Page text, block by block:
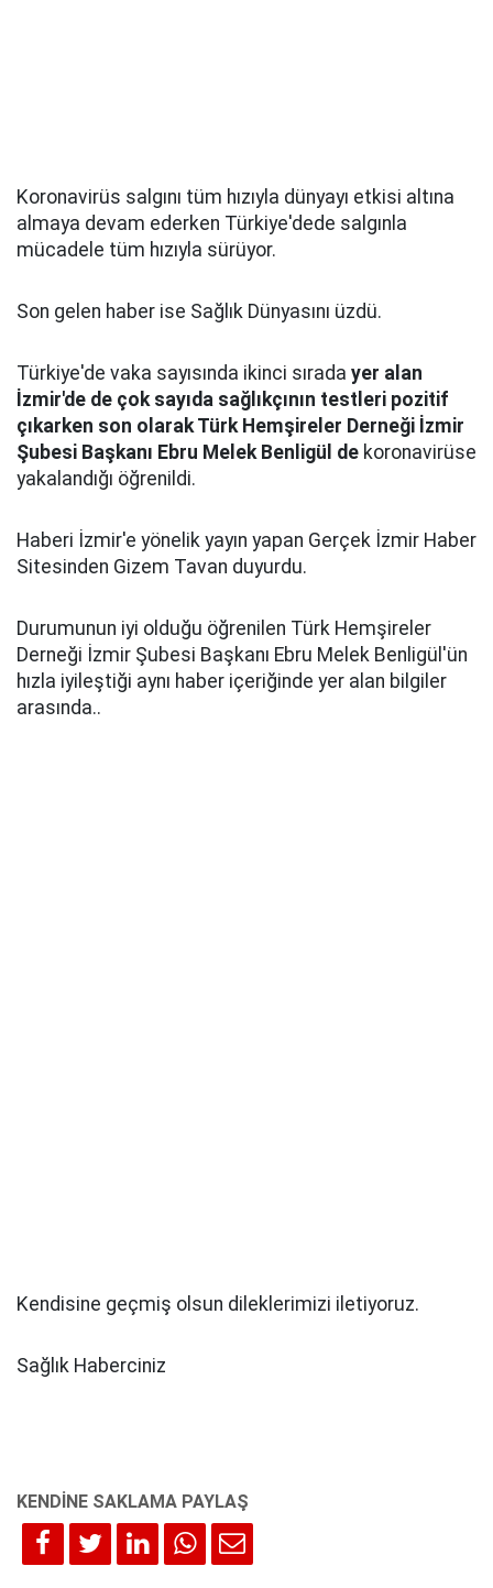
Koronavirüs salgını tüm hızıyla dünyayı etkisi altına
almaya devam ederken Türkiye'dede salgınla
mücadele tüm hızıyla sürüyor.
Son gelen haber ise Sağlık Dünyasını üzdü.
Türkiye'de vaka sayısında ikinci sırada yer alan
İzmir'de de çok sayıda sağlıkçının testleri pozitif
çıkarken son olarak Türk Hemşireler Derneği İzmir
Şubesi Başkanı Ebru Melek Benligül de koronavirüse
yakalandığı öğrenildi.
Haberi İzmir'e yönelik yayın yapan Gerçek İzmir Haber
Sitesinden Gizem Tavan duyurdu.
Durumunun iyi olduğu öğrenilen Türk Hemşireler
Derneği İzmir Şubesi Başkanı Ebru Melek Benligül'ün
hızla iyileştiği aynı haber içeriğinde yer alan bilgiler
arasında..
Kendisine geçmiş olsun dileklerimizi iletiyoruz.
Sağlık Haberciniz